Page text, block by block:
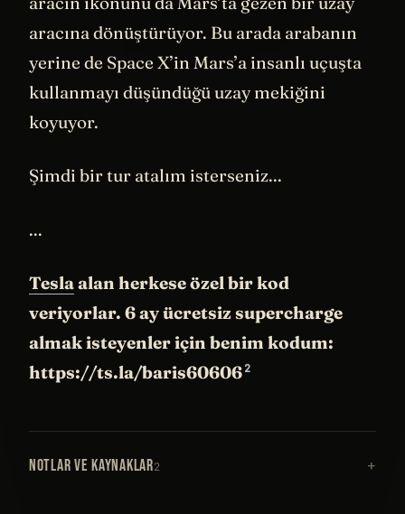
aracına dönüştürüyor. Bu arada arabanın
yerine de Space X’in Mars’a insanlı uçuşta
kullanmayı düşündüğü uzay mekiğini
koyuyor.
Şimdi bir tur atalım isterseniz...
...
Teslaalan herkese özel bir kod
veriyorlar. 6 ay ücretsiz supercharge
almak isteyenler için benim kodum:
https://ts.la/baris606062
NOTLAR VE KAYNAKLAR2